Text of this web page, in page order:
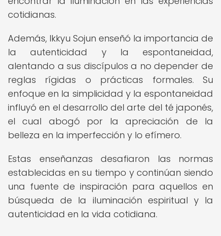
cotidianas.
Además, Ikkyu Sojun enseñó la importancia de
la autenticidad y la espontaneidad,
alentando a sus discípulos a no depender de
reglas rígidas o prácticas formales. Su
enfoque en la simplicidad y la espontaneidad
influyó en el desarrollo del arte del té japonés,
el cual abogó por la apreciación de la
belleza en la imperfección y lo efímero.
Estas enseñanzas desafiaron las normas
establecidas en su tiempo y continúan siendo
una fuente de inspiración para aquellos en
búsqueda de la iluminación espiritual y la
autenticidad en la vida cotidiana.